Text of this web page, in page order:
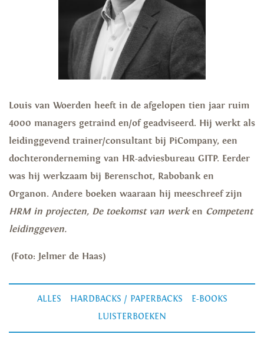
Louis van Woerden heeft in de afgelopen tien jaar ruim
4000 managers getraind en/of geadviseerd. Hij werkt als
leidinggevend trainer/consultant bij PiCompany, een
dochteronderneming van HR-adviesbureau GITP. Eerder
was hij werkzaam bij Berenschot, Rabobank en
Organon. Andere boeken waaraan hij meeschreef zijn
HRM in projecten, De toekomst van werken Competent
leidinggeven.
(Foto: Jelmer de Haas)
ALLES HARDBACKS / PAPERBACKS
E-BOOKS
LUISTERBOEKEN